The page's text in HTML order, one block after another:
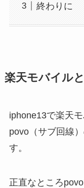
終わりに
楽天モバイル
iphone13で楽天
povo（サブ回線
す。
正直なところ